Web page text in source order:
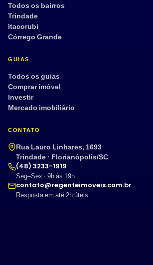
Todos os bairros
Trindade
Itacorubi
Córrego Grande
GUIAS
Todos os guias
Comprar imóvel
Investir
Mercado imobiliário
CONTATO
Rua Lauro Linhares, 1693
Trindade · Florianópolis/SC
(48) 3233-1919
Seg–Sex · 9h às 19h
contato@regenteimoveis.com.br
Resposta em até 2h úteis